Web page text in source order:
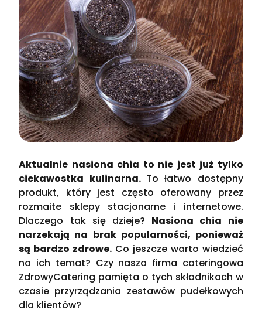
Aktualnie nasiona chia to nie jest już tylko
ciekawostka kulinarna. To łatwo dostępny
produkt, który jest często oferowany przez
rozmaite sklepy stacjonarne i internetowe.
Dlaczego tak się dzieje? Nasiona chia nie
narzekają na brak popularności, ponieważ
są bardzo zdrowe. Co jeszcze warto wiedzieć
na ich temat? Czy nasza firma cateringowa
ZdrowyCatering pamięta o tych składnikach w
czasie przyrządzania zestawów pudełkowych
dla klientów?